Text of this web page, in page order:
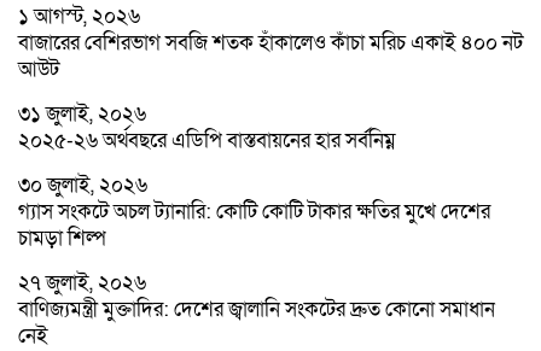
১ আগস্ট, ২০২৬
বাজারের বেশিরভাগ সবজি শতক হাঁকালেও কাঁচা মরিচ একাই ৪০০ নট
আউট
৩১ জুলাই, ২০২৬
২০২৫-২৬ অর্থবছরে এডিপি বাস্তবায়নের হার সর্বনিম্ন
৩০ জুলাই, ২০২৬
গ্যাস সংকটে অচল ট্যানারি: কোটি কোটি টাকার ক্ষতির মুখে দেশের
চামড়া শিল্প
২৭ জুলাই, ২০২৬
বাণিজ্যমন্ত্রী মুক্তাদির: দেশের জ্বালানি সংকটের দ্রুত কোনো সমাধান
নেই